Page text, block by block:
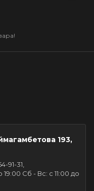
193,
91-31,
Сб - Вс: с 11:00 до